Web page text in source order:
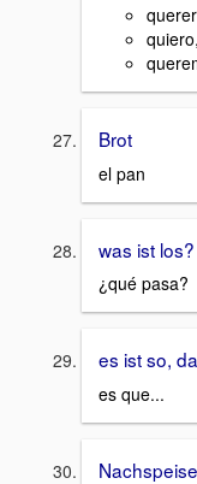
querer
Brot
el pan
was ist los?
¿qué pasa?
es ist so,
es que...
Nachspeise